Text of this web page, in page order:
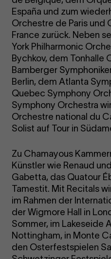
España und zum
Orchestre de Paris und
France zurück. Neben
York Philharmonic
Bychkov, dem Tonhalle
Bamberger
Berlin, dem Atlanta
Quebec Symphony
Symphony Orchestra
Orchestre national du
Solist auf Tour in
Zu Chamayous
Künstler wie Renaud
Gabetta, das Quatour
Tamestit. Mit Recitals
im Rahmen der
der Wigmore Hall in
Sommer, im Lakeseide
Nottingham, in Monte
den Osterfestspielen